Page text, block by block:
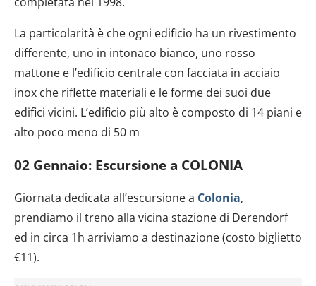
La particolarità è che ogni edificio ha un rivestimento
differente, uno in intonaco bianco, uno rosso
mattone e l’edificio centrale con facciata in acciaio
inox che riflette materiali e le forme dei suoi due
edifici vicini. L’edificio più alto è composto di 14 piani e
alto poco meno di 50 m
02 Gennaio: Escursione a COLONIA
Giornata dedicata all’escursione a Colonia,
prendiamo il treno alla vicina stazione di Derendorf
ed in circa 1h arriviamo a destinazione (costo biglietto
€11).